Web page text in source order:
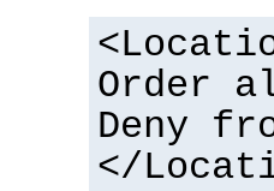
Order
Deny
</